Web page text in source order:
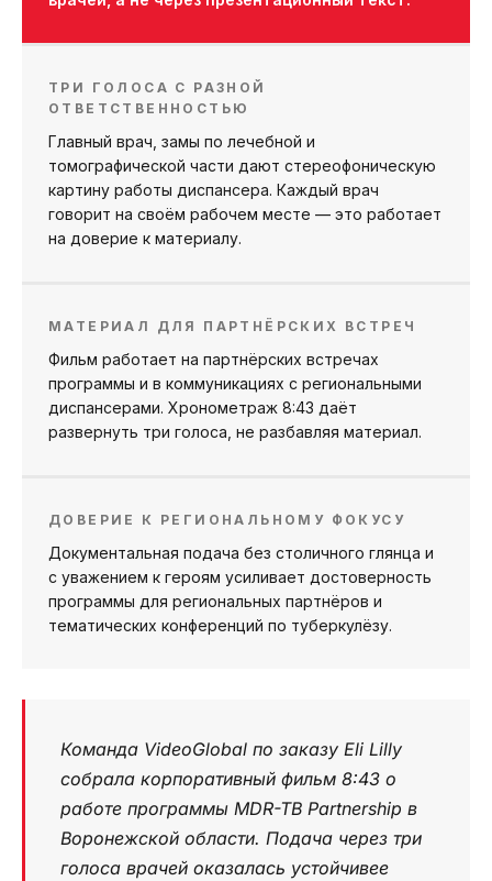
ТРИ ГОЛОСА С РАЗНОЙ
ОТВЕТСТВЕННОСТЬЮ
Главный врач, замы по лечебной и
томографической части дают стереофоническую
картину работы диспансера. Каждый врач
говорит на своём рабочем месте — это работает
на доверие к материалу.
МАТЕРИАЛ ДЛЯ ПАРТНЁРСКИХ ВСТРЕЧ
Фильм работает на партнёрских встречах
программы и в коммуникациях с региональными
диспансерами. Хронометраж 8:43 даёт
развернуть три голоса, не разбавляя материал.
ДОВЕРИЕ К РЕГИОНАЛЬНОМУ ФОКУСУ
Документальная подача без столичного глянца и
с уважением к героям усиливает достоверность
программы для региональных партнёров и
тематических конференций по туберкулёзу.
Команда VideoGlobal по заказу Eli Lilly
собрала корпоративный фильм 8:43 о
работе программы MDR-TB Partnership в
Воронежской области. Подача через три
голоса врачей оказалась устойчивее